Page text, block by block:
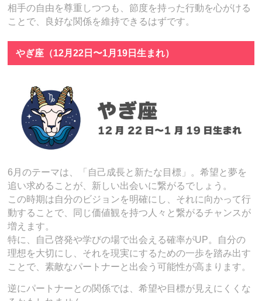
相手の自由を尊重しつつも、節度を持った行動を心がける
ことで、良好な関係を維持できるはずです。
やぎ座（12月22日〜1月19日生まれ）
6月のテーマは、「自己成長と新たな目標」。希望と夢を
追い求めることが、新しい出会いに繋がるでしょう。
この時期は自分のビジョンを明確にし、それに向かって行
動することで、同じ価値観を持つ人々と繋がるチャンスが
増えます。
特に、自己啓発や学びの場で出会える確率がUP。自分の
理想を大切にし、それを現実にするための一歩を踏み出す
ことで、素敵なパートナーと出会う可能性が高まります。
逆にパートナーとの関係では、希望や目標が見えにくくな